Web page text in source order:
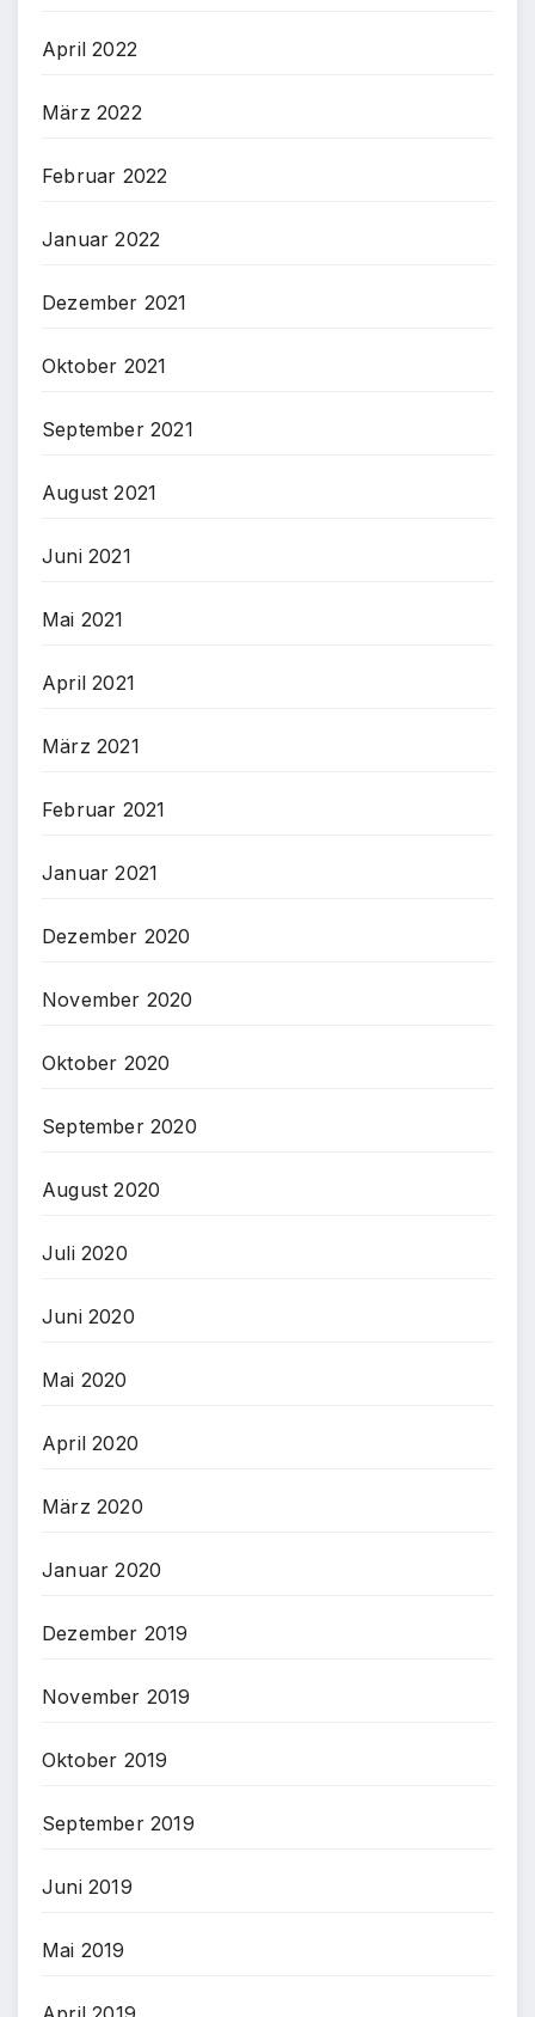
April 2022
März 2022
Februar 2022
Januar 2022
Dezember 2021
Oktober 2021
September 2021
August 2021
Juni 2021
Mai 2021
April 2021
März 2021
Februar 2021
Januar 2021
Dezember 2020
November 2020
Oktober 2020
September 2020
August 2020
Juli 2020
Juni 2020
Mai 2020
April 2020
März 2020
Januar 2020
Dezember 2019
November 2019
Oktober 2019
September 2019
Juni 2019
Mai 2019